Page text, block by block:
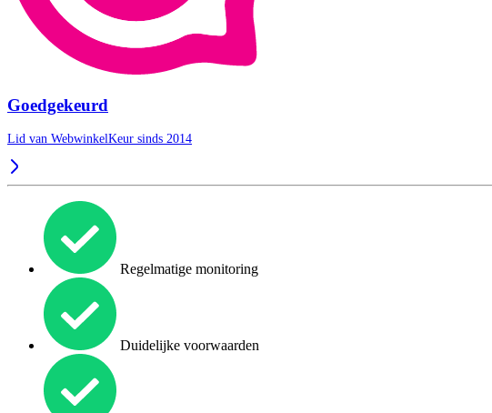
Goedgekeurd
Lid van WebwinkelKeur sinds 2014
Regelmatige monitoring
Duidelijke voorwaarden